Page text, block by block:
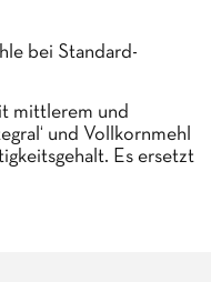
bei Standard-
mittlerem und
und Vollkornmehl
Es ersetzt